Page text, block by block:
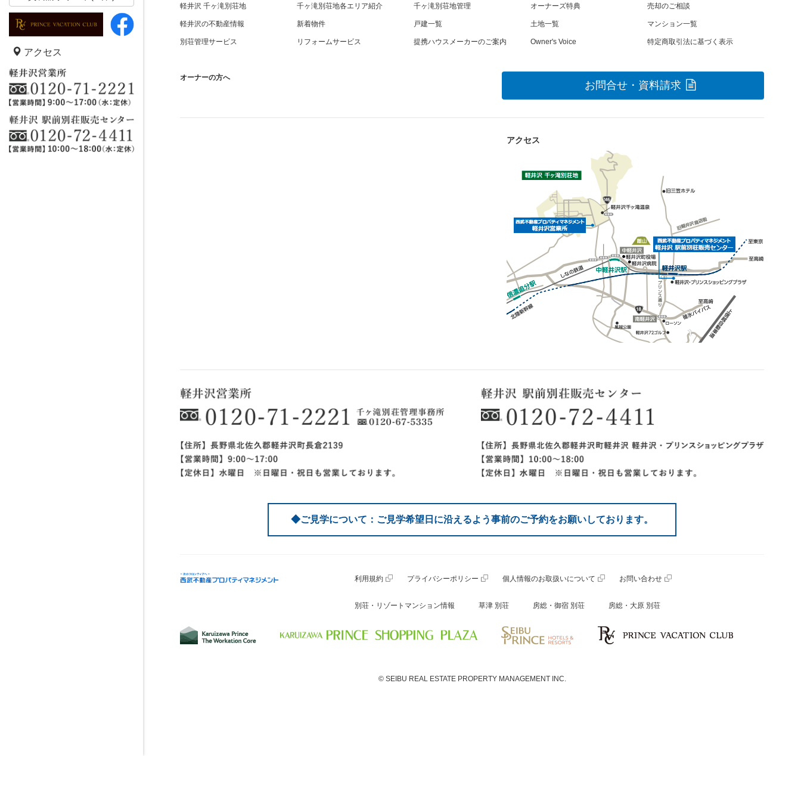
アクセス
軽井沢 千ヶ滝別荘地 千ヶ滝別荘地各エリア紹介 千ヶ滝別荘地管理 オーナーズ特典 売却のご相談
軽井沢の不動産情報 新着物件 戸建一覧 土地一覧 マンション一覧
別荘管理サービス リフォームサービス 提携ハウスメーカーのご案内 Owner's Voice 特定商取引法に基づく表示
オーナーの方へ
お問合せ・資料請求
アクセス
◆ご見学について：ご見学希望日に沿えるよう事前のご予約をお願いしております。
利用規約 プライバシーポリシー 個人情報のお取扱いについて お問い合わせ
別荘・リゾートマンション情報 草津 別荘 房総・御宿 別荘 房総・大原 別荘
© SEIBU REAL ESTATE PROPERTY MANAGEMENT INC.